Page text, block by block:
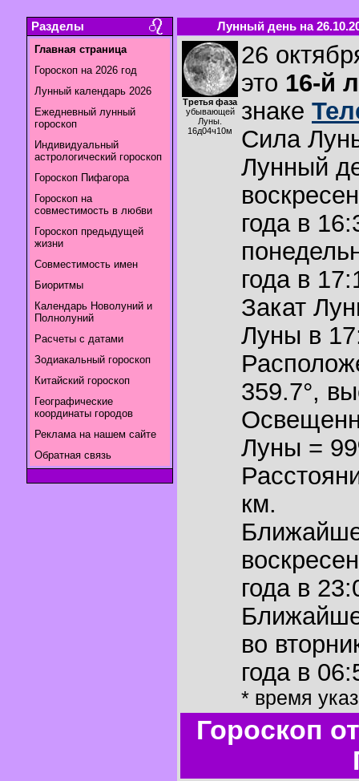
Разделы
Главная страница
Гороскоп на 2026 год
Лунный календарь 2026
Ежедневный лунный
гороскоп
Индивидуальный
астрологический гороскоп
Гороскоп Пифагора
Гороскоп на
совместимость в любви
Гороскоп предыдущей
жизни
Совместимость имен
Биоритмы
Календарь Новолуний и
Полнолуний
Расчеты с датами
Зодиакальный гороскоп
Китайский гороскоп
Географические
координаты городов
Реклама на нашем сайте
Обратная связь
Лунный день на
Третья фаза
убывающей
Луны.
16д04ч10м
26
это 16-й
знаке
Сила
Лунный
года в
года в
Закат
Луны в
359.7°,
Луны =
км.
года в
во
года в
* время
Гороскоп